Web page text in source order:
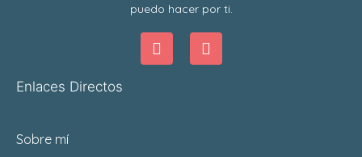
puedo hacer por ti.
Enlaces Directos
Sobre mí